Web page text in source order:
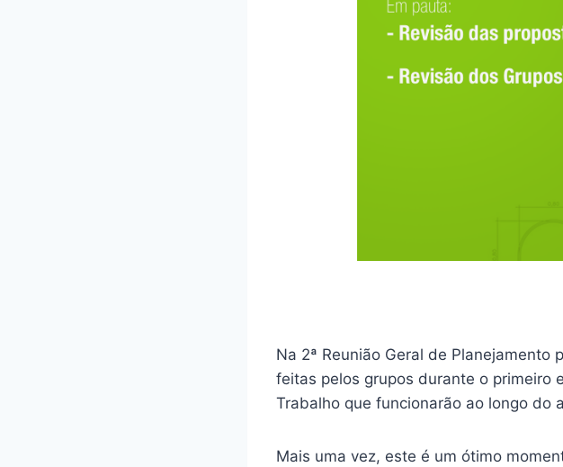
Na 2ª Reunião Geral de Planejamento
feitas pelos grupos durante o primeiro
Trabalho que funcionarão ao longo do
Mais uma vez, este é um ótimo